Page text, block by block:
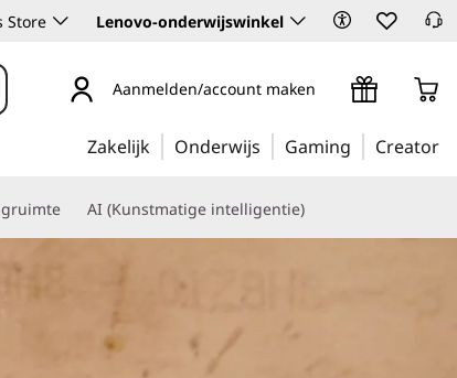
Store Lenovo-onderwijswinkel
Aanmelden/account maken
Zakelijk Onderwijs Gaming Creator
AI (Kunstmatige intelligentie)